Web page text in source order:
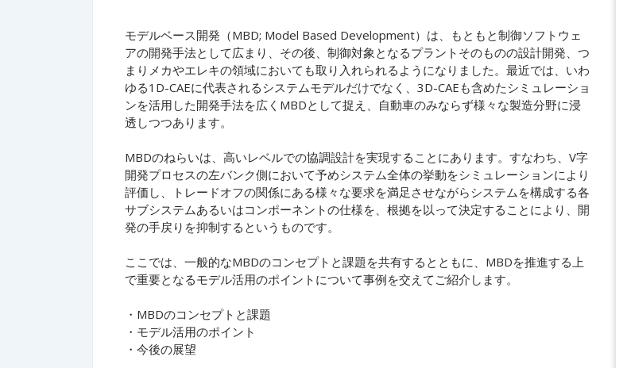
モデルベース開発（MBD; Model Based Development）は、もともと制御ソフトウェ
アの開発手法として広まり、その後、制御対象となるプラントそのものの設計開発、つ
まりメカやエレキの領域においても取り入れられるようになりました。最近では、いわ
ゆる1D-CAEに代表されるシステムモデルだけでなく、3D-CAEも含めたシミュレーショ
ンを活用した開発手法を広くMBDとして捉え、自動車のみならず様々な製造分野に浸
透しつつあります。​
MBDのねらいは、高いレベルでの協調設計を実現することにあります。すなわち、V字
開発プロセスの左バンク側において予めシステム全体の挙動をシミュレーションにより
評価し、トレードオフの関係にある様々な要求を満足させながらシステムを構成する各
サブシステムあるいはコンポーネントの仕様を、根拠を以って決定することにより、開
発の手戻りを抑制するというものです。​
ここでは、一般的なMBDのコンセプトと課題を共有するとともに、MBDを推進する上
で重要となるモデル活用のポイントについて事例を交えてご紹介します。​
・MBDのコンセプトと課題​
・モデル活用のポイント​
・今後の展望​